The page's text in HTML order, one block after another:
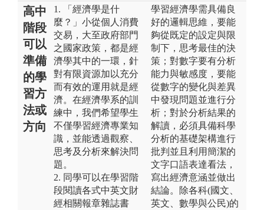
高中
階段
可以
準備
的學
習方
法或
方向
1. 「經濟學是什
麼？」小從個人消費
交易，大至政府部門
之國家政策，都是經
濟學其中的一環，針
對有限資源加以充分
而有效的運用就是經
濟。在經濟學系的訓
練中，我們希望學生
不僅學習經濟專業知
識，並能透過觀察、
思考及分析來解決問
題。
2. 同學可以在學習階
段閱讀各式中英文財
經相關報章雜誌書
學習經濟學需具備良
好的邏輯思維，要能
夠從既定的設定與限
制下，思考最佳的決
策；對數字要有分析
能力與敏感度，要能
從數字的變化與差異
中發現問題並進行分
析；對於分析結果的
解讀，必須具備科學
分析的基礎架構進行
批判並且利用簡潔的
文字口語表達看法，
寫出經濟意涵並做出
結論。除各科(國文、
英文、數學與公民)的